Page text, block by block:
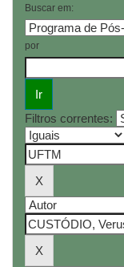
Buscar em:
por
Filtros correntes: